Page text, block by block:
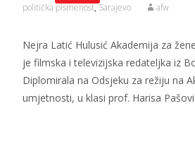
politička pismenost,Sarajevo afw
Nejra Latić Hulusić Akademija za
je filmska i televizijska redateljka iz
Diplomirala na Odsjeku za režiju na
umjetnosti, u klasi prof. Harisa